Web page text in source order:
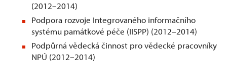
(2012–2014)
Podpora rozvoje Integrovaného informačního
systému památkové péče (IISPP) (2012–2014)
Podpůrná vědecká činnost pro vědecké pracovníky
NPÚ (2012–2014)